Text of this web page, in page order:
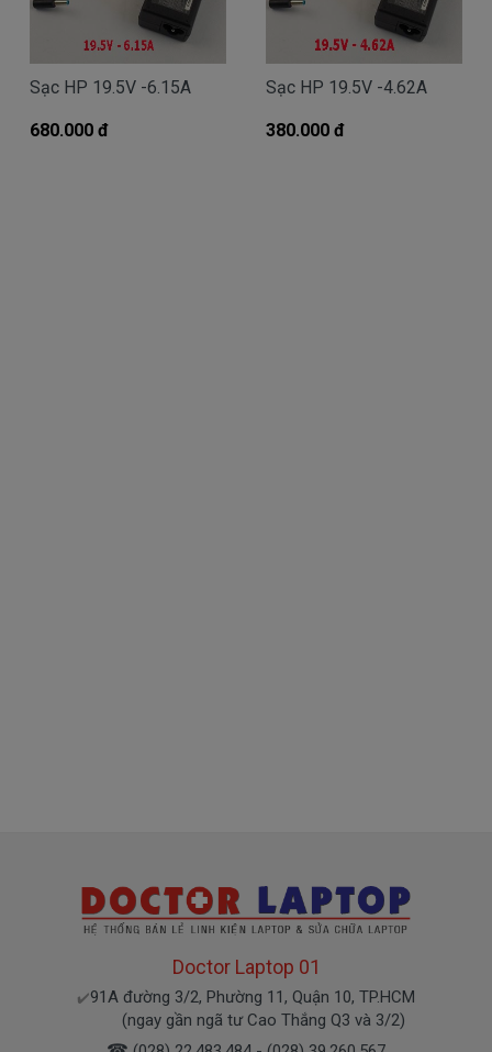
Giá Sạc HP chính hãng mua là bao
nhiêu
Trên thị trường thì có nhiều loại sạc cho máy
Bạn chưa biết máy HP của mình là dòng nào?
Bạn yên tâm nhé.
Bạn có thể gọi Zalo cho shop tai số 0908251500.
Sạc HP 19.5V -6.15A
680.000 đ
Sạc HP 19.5V -4.62A
380.000 đ
Doctor Laptop 01
✔️91A đường 3/2, Phường 11, Quận 10, TP.HCM
(ngay gần ngã tư Cao Thắng Q3 và 3/2)